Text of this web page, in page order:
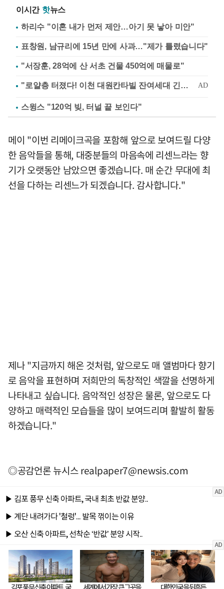
이시간 핫뉴스
하리수 "이혼 내가 먼저 제안…아기 못 낳아 미안"
표창원, 남규리에 15년 만에 사과…"제가 틀렸습니다"
"서장훈, 28억에 산 서초 건물 450억에 매물로"
스윙스 "120억 빚, 터널 끝 보인다"
메이 "이번 리메이크곡을 포함해 앞으로 보여드릴 다양
한 음악들을 통해, 대중분들의 마음속에 리센느라는 향
기가 오랫동안 남았으면 좋겠습니다. 매 순간 무대에 최
선을 다하는 리센느가 되겠습니다. 감사합니다."
제나 "지금까지 해온 것처럼, 앞으로도 매 앨범마다 향기
로 음악을 표현하며 저희만의 독창적인 색깔을 선명하게
나타내고 싶습니다. 음악적인 성장은 물론, 앞으로도 다
양하고 매력적인 모습들을 많이 보여드리며 활발히 활동
하겠습니다."
◎공감언론 뉴시스realpaper7@newsis.com